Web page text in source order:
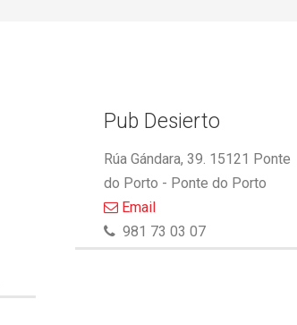
Pub Desierto
Rúa Gándara, 39. 15121 Ponte
do Porto - Ponte do Porto
Email
981 73 03 07